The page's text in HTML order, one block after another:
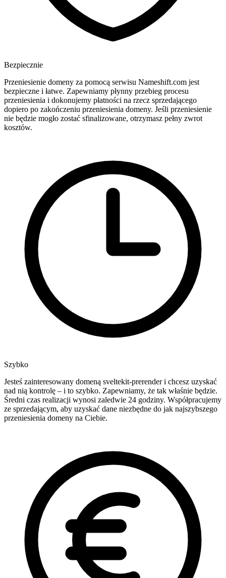
Bezpiecznie
Przeniesienie domeny za pomocą serwisu Nameshift.com jest
bezpieczne i łatwe. Zapewniamy płynny przebieg procesu
przeniesienia i dokonujemy płatności na rzecz sprzedającego
dopiero po zakończeniu przeniesienia domeny. Jeśli przeniesienie
nie będzie mogło zostać sfinalizowane, otrzymasz pełny zwrot
kosztów.
Szybko
Jesteś zainteresowany domeną sveltekit-prerender i chcesz uzyskać
nad nią kontrolę – i to szybko. Zapewniamy, że tak właśnie będzie.
Średni czas realizacji wynosi zaledwie 24 godziny. Współpracujemy
ze sprzedającym, aby uzyskać dane niezbędne do jak najszybszego
przeniesienia domeny na Ciebie.